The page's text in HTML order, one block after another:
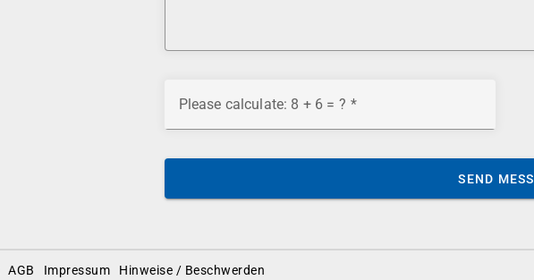
Please calculate: 8 + 6 = ?
SEND
AGB Impressum Hinweise / Beschwerden